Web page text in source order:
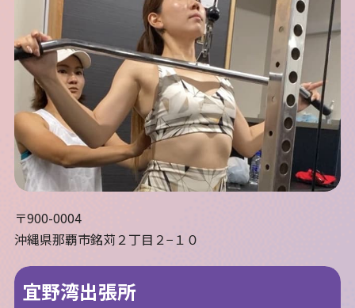
〒900-0004
沖縄県那覇市銘苅２丁目２−１０
宜野湾出張所